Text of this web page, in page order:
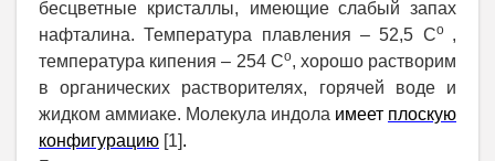
бесцветные кристаллы, имеющие слабый запах
нафталина.Температура плавления – 52,5 Со ,
температура кипения – 254 Со, хорошо растворим
в органических растворителях, горячей воде и
жидком аммиаке. Молекула индола имеет плоскую
конфигурацию [1].